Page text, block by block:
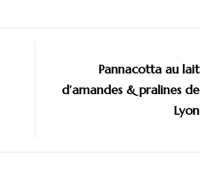
Pannacotta au lait
d’amandes & pralines de
Lyon